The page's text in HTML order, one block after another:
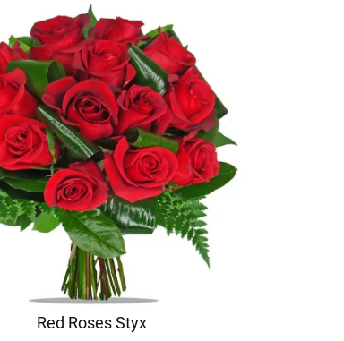
Red Roses Styx